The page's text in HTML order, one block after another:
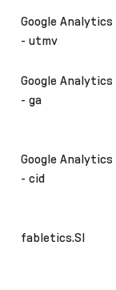
Google Analytics
- utmv
Google Analytics
- ga
Google Analytics
- cid
fabletics.SI